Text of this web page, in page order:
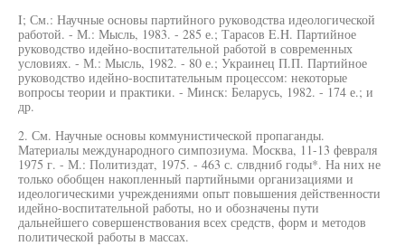
I; См.: Научные основы партийного руководства идеологической
работой. - М.: Мысль, 1983. - 285 е.; Тарасов E.H. Партийное
руководство идейно-воспитательной работой в современных
условиях. - М.: Мысль, 1982. - 80 е.; Украинец П.П. Партийное
руководство идейно-воспитательным процессом: некоторые
вопросы теории и практики. - Минск: Беларусь, 1982. - 174 е.; и
др.
2. См. Научные основы коммунистической пропаганды.
Материалы международного симпозиума. Москва, 11-13 февраля
1975 г. - М.: Политиздат, 1975. - 463 с. слвдниб годы*. На них не
только обобщен накопленный партийными организациями и
идеологическими учреждениями опыт повышения действенности
идейно-воспитательной работы, но и обозначены пути
дальнейшего совершенствования всех средств, форм и методов
политической работы в массах.